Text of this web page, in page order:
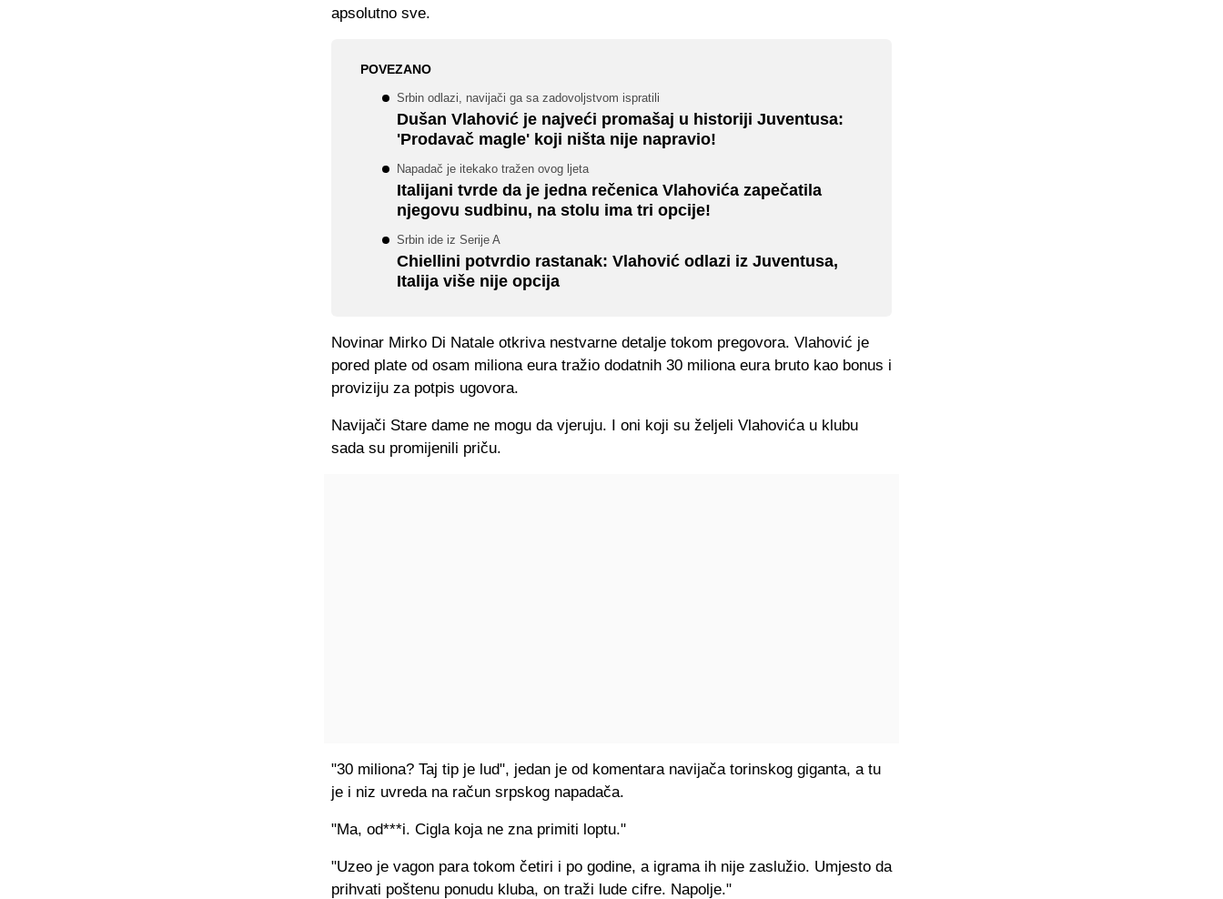
apsolutno sve.
POVEZANO
Srbin odlazi, navijači ga sa zadovoljstvom ispratili
Dušan Vlahović je najveći promašaj u historiji Juventusa:
'Prodavač magle' koji ništa nije napravio!
Napadač je itekako tražen ovog ljeta
Italijani tvrde da je jedna rečenica Vlahovića zapečatila
njegovu sudbinu, na stolu ima tri opcije!
Srbin ide iz Serije A
Chiellini potvrdio rastanak: Vlahović odlazi iz Juventusa,
Italija više nije opcija
Novinar Mirko Di Natale otkriva nestvarne detalje tokom pregovora. Vlahović je
pored plate od osam miliona eura tražio dodatnih 30 miliona eura bruto kao bonus i
proviziju za potpis ugovora.
Navijači Stare dame ne mogu da vjeruju. I oni koji su željeli Vlahovića u klubu
sada su promijenili priču.
"30 miliona? Taj tip je lud", jedan je od komentara navijača torinskog giganta, a tu
je i niz uvreda na račun srpskog napadača.
"Ma, od***i. Cigla koja ne zna primiti loptu."
"Uzeo je vagon para tokom četiri i po godine, a igrama ih nije zaslužio. Umjesto da
prihvati poštenu ponudu kluba, on traži lude cifre. Napolje."